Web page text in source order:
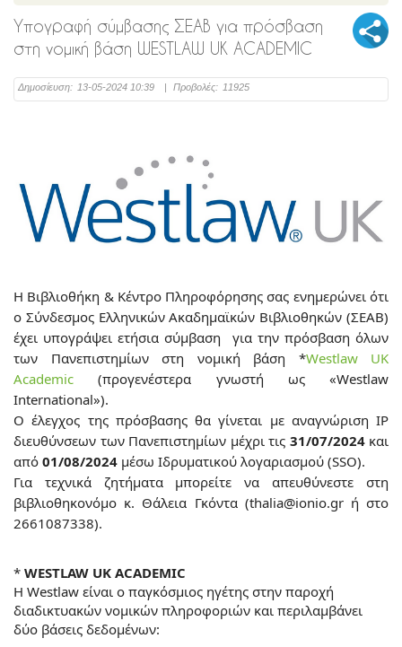
Υπογραφή σύμβασης ΣΕΑΒ για πρόσβαση
στη νομική βάση WESTLAW UK ACADEMIC
Δημοσίευση: 13-05-2024 10:39 | Προβολές: 11925
Η Βιβλιοθήκη & Κέντρο Πληροφόρησης σας ενημερώνει ότι
ο Σύνδεσμος Ελληνικών Ακαδημαϊκών Βιβλιοθηκών (ΣΕΑΒ)
έχει υπογράψει ετήσια σύμβαση για την πρόσβαση όλων
των Πανεπιστημίων στη νομική βάση *Westlaw UK
Academic (προγενέστερα γνωστή ως «Westlaw
International»).
Ο έλεγχος της πρόσβασης θα γίνεται με αναγνώριση IP
διευθύνσεων των Πανεπιστημίων μέχρι τις 31/07/2024και
από 01/08/2024 μέσω Ιδρυματικού λογαριασμού (SSO).
Για τεχνικά ζητήματα μπορείτε να απευθύνεστε στη
βιβλιοθηκονόμο κ. Θάλεια Γκόντα (thalia@ionio.gr ή στο
2661087338).
* WESTLAW UK ACADEMIC
Η Westlaw είναι ο παγκόσμιος ηγέτης στην παροχή
διαδικτυακών νομικών πληροφοριών και περιλαμβάνει
δύο βάσεις δεδομένων: